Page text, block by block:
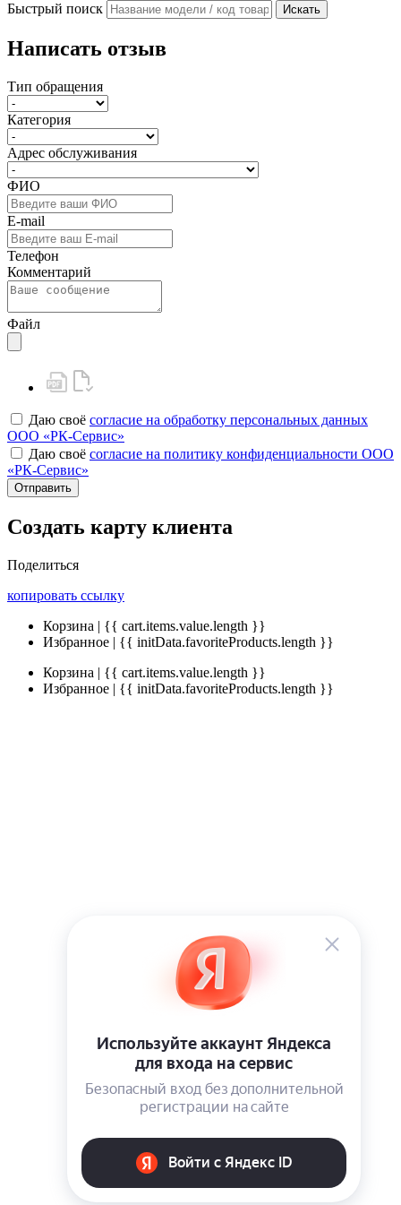
Быстрый поиск Искать
Написать отзыв
Тип обращения
Категория
Адрес обслуживания
ФИО
E-mail
Телефон
Комментарий
Файл
Даю своё согласие на обработку персональных данных
ООО «РК-Сервис»
Даю своё согласие на политику конфиденциальности ООО
«РК-Сервис»
Отправить
Создать карту клиента
Поделиться
копировать ссылку
Корзина | {{ cart.items.value.length }}
Избранное | {{ initData.favoriteProducts.length }}
Корзина | {{ cart.items.value.length }}
Избранное | {{ initData.favoriteProducts.length }}